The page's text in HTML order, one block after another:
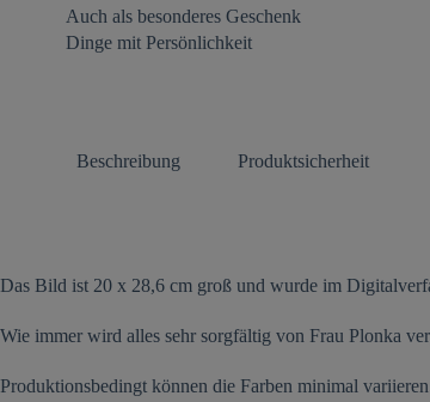
Auch als besonderes Geschenk
Dinge mit Persönlichkeit
Beschreibung Produktsicherheit
Das Bild ist 20 x 28,6 cm groß und wurde im
Wie immer wird alles sehr sorgfältig von Frau Plonka
Produktionsbedingt können die Farben minimal